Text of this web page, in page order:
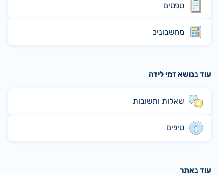
טפסים
מחשבונים
עוד בנושא דמי לידה
שאלות ותשובות
טיפים
עוד באתר